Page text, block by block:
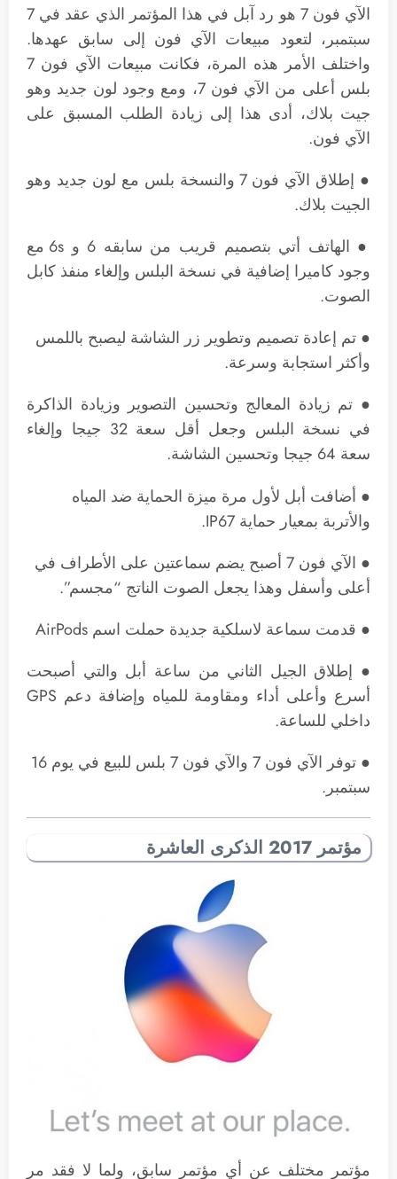
الآي فون 7 هو رد آبل في هذا المؤتمر الذي عقد في 7
سبتمبر، لتعود مبيعات الآي فون إلى سابق عهدها.
واختلف الأمر هذه المرة، فكانت مبيعات الآي فون 7
بلس أعلى من الآي فون 7، ومع وجود لون جديد وهو
جيت بلاك، أدى هذا إلى زيادة الطلب المسبق على
الآي فون.
● إطلاق الآي فون 7 والنسخة بلس مع لون جديد وهو
الجيت بلاك.
● الهاتف أتي بتصميم قريب من سابقه 6 و 6s مع
وجود كاميرا إضافية في نسخة البلس وإلغاء منفذ كابل
الصوت.
● تم إعادة تصميم وتطوير زر الشاشة ليصبح باللمس
وأكثر استجابة وسرعة.
● تم زيادة المعالج وتحسين التصوير وزيادة الذاكرة
في نسخة البلس وجعل أقل سعة 32 جيجا وإلغاء
سعة 64 جيجا وتحسين الشاشة.
● أضافت أبل لأول مرة ميزة الحماية ضد المياه
والأتربة بمعيار حماية IP67.
● الآي فون 7 أصبح يضم سماعتين على الأطراف في
أعلى وأسفل وهذا يجعل الصوت الناتج “مجسم”.
● قدمت سماعة لاسلكية جديدة حملت اسم AirPods
● إطلاق الجيل الثاني من ساعة أبل والتي أصبحت
أسرع وأعلى أداء ومقاومة للمياه وإضافة دعم GPS
داخلي للساعة.
● توفر الآي فون 7 والآي فون 7 بلس للبيع في يوم 16
سبتمبر.
مؤتمر 2017 الذكرى العاشرة
مؤتمر مختلف عن أي مؤتمر سابق، ولما لا فقد مر